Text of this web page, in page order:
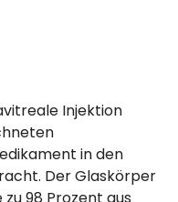
Injektion
in den
Der Glaskörper